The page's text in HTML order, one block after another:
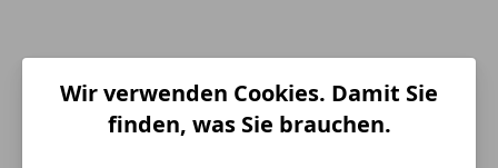
Energieverbrauch
Wir verwenden Cookies. Damit Sie
finden, was Sie brauchen.